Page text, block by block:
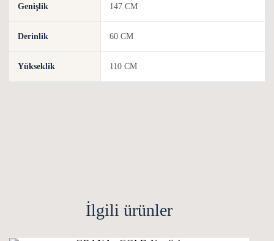
Genişlik 147 CM
Derinlik 60 CM
Yükseklik 110 CM
İlgili ürünler